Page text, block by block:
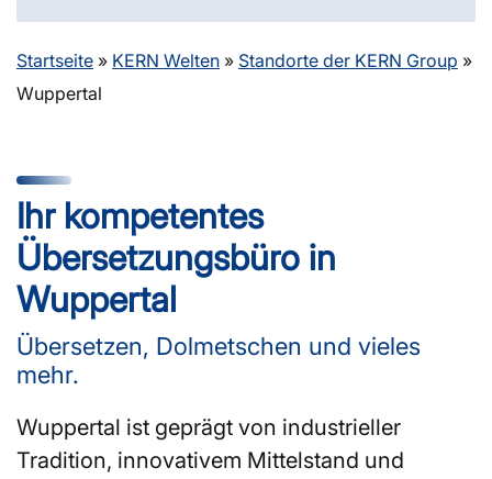
Startseite » KERN Welten » Standorte der KERN Group »
Wuppertal
Ihr kompetentes
Übersetzungsbüro in
Wuppertal
Übersetzen, Dolmetschen und vieles
mehr.
Wuppertal ist geprägt von industrieller
Tradition, innovativem Mittelstand und